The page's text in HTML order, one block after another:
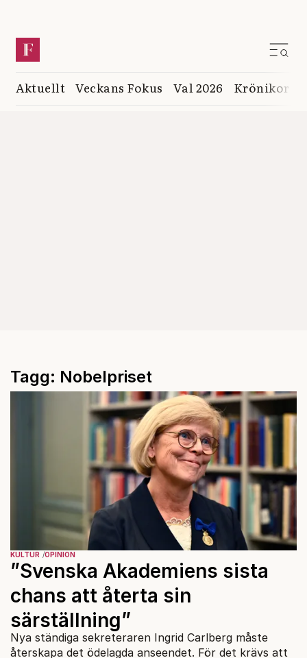
Aktuellt Veckans Fokus Val 2026 Krönikor
Tagg: Nobelpriset
KULTUR OPINION
”Svenska Akademiens sista
chans att återta sin
särställning”
Nya ständiga sekreteraren Ingrid Carlberg måste
återskapa det ödelagda anseendet. För det krävs att